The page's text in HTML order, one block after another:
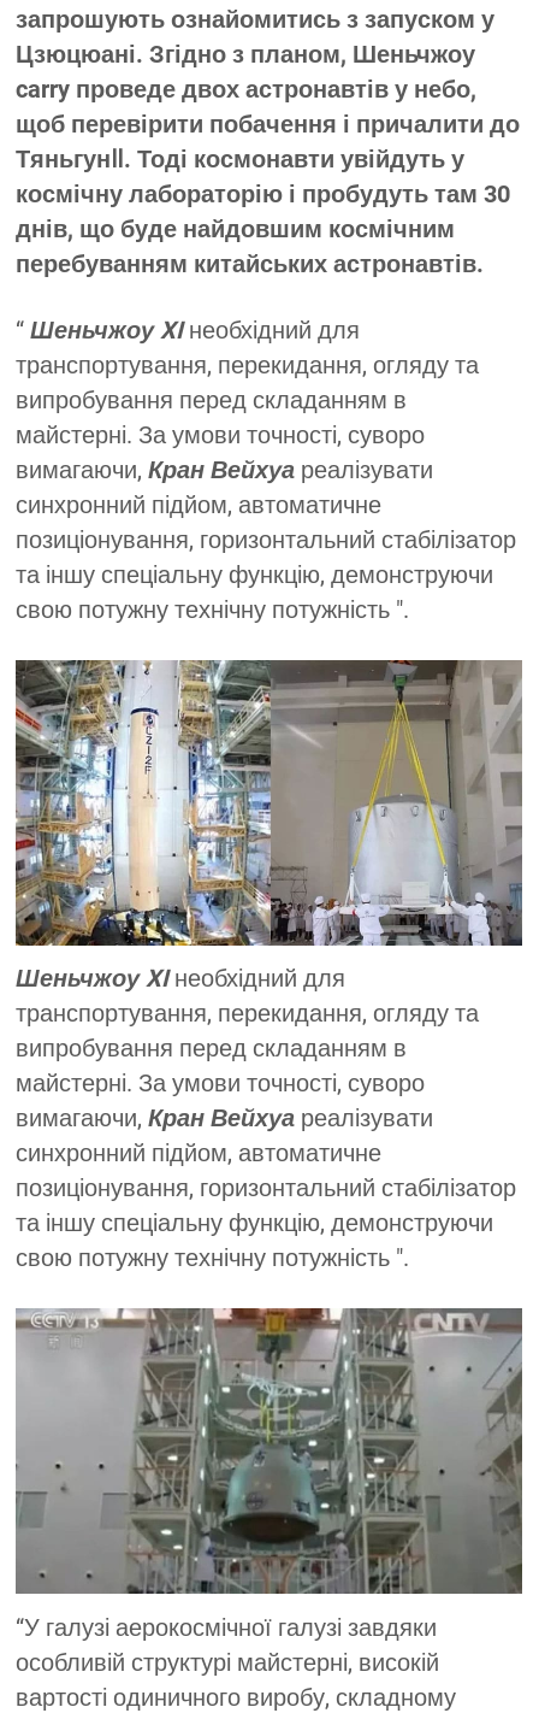
запрошують ознайомитись з запуском у
Цзюцюані. Згідно з планом, Шеньчжоу
carry проведе двох астронавтів у небо,
щоб перевірити побачення і причалити до
ТяньгунⅡ. Тоді космонавти увійдуть у
космічну лабораторію і пробудуть там 30
днів, що буде найдовшим космічним
перебуванням китайських астронавтів.
“Шеньчжоу XIнеобхідний для
транспортування, перекидання, огляду та
випробування перед складанням в
майстерні. За умови точності, суворо
вимагаючи,Кран Вейхуа реалізувати
синхронний підйом, автоматичне
позиціонування, горизонтальний стабілізатор
та іншу спеціальну функцію, демонструючи
свою потужну технічну потужність ".
Шеньчжоу XIнеобхідний для
транспортування, перекидання, огляду та
випробування перед складанням в
майстерні. За умови точності, суворо
вимагаючи,Кран Вейхуа реалізувати
синхронний підйом, автоматичне
позиціонування, горизонтальний стабілізатор
та іншу спеціальну функцію, демонструючи
свою потужну технічну потужність ".
“У галузі аерокосмічної галузі завдяки
особливій структурі майстерні, високій
вартості одиничного виробу, складному